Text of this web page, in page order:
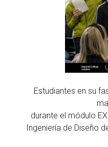
Estudiantes en su
durante el módulo
Ingeniería de Diseño